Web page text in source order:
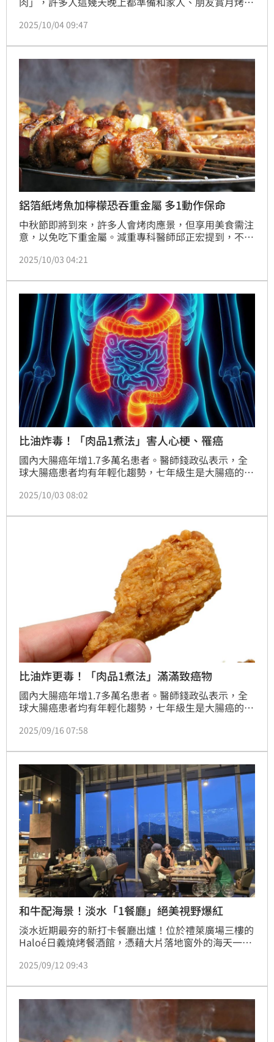
好市多（Costco）採買烤肉食材。然而近日就有網友
肉。
2025/10/04 09:47
鋁箔紙烤魚加檸檬恐吞重金屬 多1動作保命
中秋節即將到來，許多人會烤肉應景，但享用美食需注
意，以免吃下重金屬。減重專科醫師邱正宏提到，不少
會溶出一點重金屬，長期大量食用恐傷身，建議烤完後
2025/10/03 04:21
比油炸毒！「肉品1煮法」害人心梗、罹癌
國內大腸癌年增1.7多萬名患者。醫師錢政弘表示，全
球大腸癌患者均有年輕化趨勢，七年級生是大腸癌的高
烤，」因為肉中的蛋白質一經燒焦後，會釋出有毒物
致癌物質，多環芳香烴化合物。
2025/10/03 08:02
比油炸更毒！「肉品1煮法」滿滿致癌物
國內大腸癌年增1.7多萬名患者。醫師錢政弘表示，全
球大腸癌患者均有年輕化趨勢，七年級生是大腸癌的高
烤，因為肉中的蛋白質一經燒焦後，會釋出有毒物質，
是致癌物質，多環芳香烴化合物。」
2025/09/16 07:58
和牛配海景！淡水「1餐廳」絕美視野爆紅
淡水近期最夯的新打卡餐廳出爐！位於禮萊廣場三樓的
Haloé日義燒烤餐酒館，憑藉大片落地窗外的海天一線
這裡，享受的不只是晚餐，而是一場旅行，隨著海風與
2025/09/12 09:43